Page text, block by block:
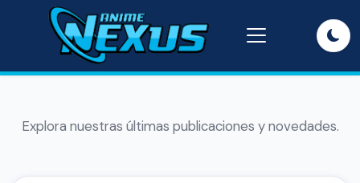
Explora nuestras últimas publicaciones y novedades.